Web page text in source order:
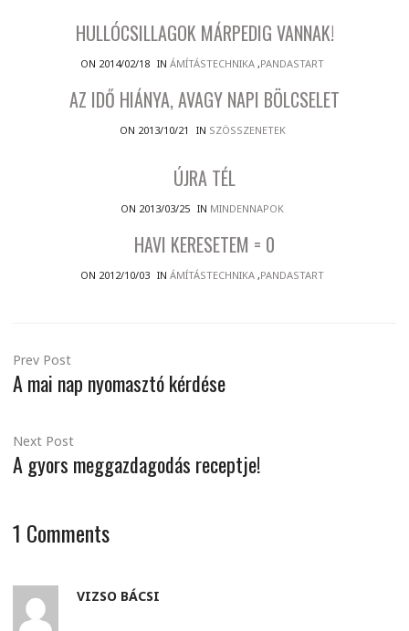
HULLÓCSILLAGOK MÁRPEDIG VANNAK!
ON 2014/02/18 IN ÁMÍTÁSTECHNIKA ,PANDASTART
AZ IDŐ HIÁNYA, AVAGY NAPI BÖLCSELET
ON 2013/10/21 IN SZÖSSZENETEK
ÚJRA TÉL
ON 2013/03/25 IN MINDENNAPOK
HAVI KERESETEM = 0
ON 2012/10/03 IN ÁMÍTÁSTECHNIKA ,PANDASTART
Prev Post
A mai nap nyomasztó kérdése
Next Post
A gyors meggazdagodás receptje!
1 Comments
VIZSO BÁCSI